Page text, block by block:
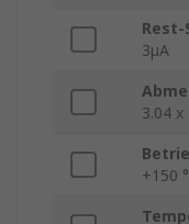
3µA
3.04 x
+150